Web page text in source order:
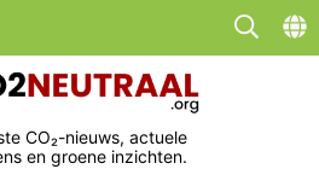
CO₂-nieuws, actuele
en groene inzichten.